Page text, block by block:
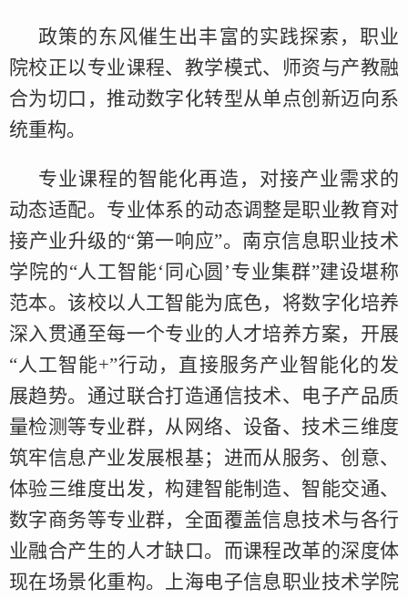
政策的东风催生出丰富的实践探索，职业
院校正以专业课程、教学模式、师资与产教融
合为切口，推动数字化转型从单点创新迈向系
统重构。
专业课程的智能化再造，对接产业需求的
动态适配。专业体系的动态调整是职业教育对
接产业升级的“第一响应”。南京信息职业技术
学院的“人工智能‘同心圆’专业集群”建设堪称
范本。该校以人工智能为底色，将数字化培养
深入贯通至每一个专业的人才培养方案，开展
“人工智能+”行动，直接服务产业智能化的发
展趋势。通过联合打造通信技术、电子产品质
量检测等专业群，从网络、设备、技术三维度
筑牢信息产业发展根基；进而从服务、创意、
体验三维度出发，构建智能制造、智能交通、
数字商务等专业群，全面覆盖信息技术与各行
业融合产生的人才缺口。而课程改革的深度体
现在场景化重构。上海电子信息职业技术学院